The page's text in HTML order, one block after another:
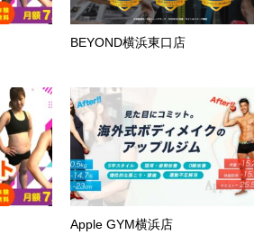
BEYOND横浜東口店
Apple GYM横浜店